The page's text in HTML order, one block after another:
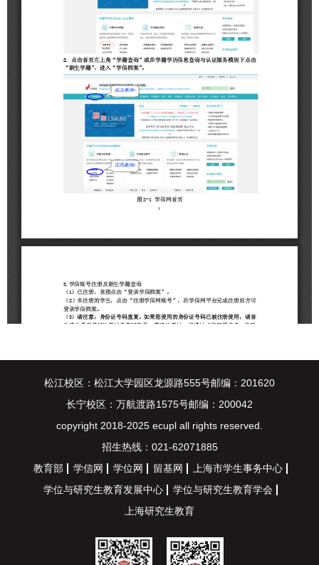
松江校区：松江大学园区龙源路555号邮编：201620
长宁校区：万航渡路1575号邮编：200042
copyright 2018-2025 ecupl all rights reserved.
招生热线：021-62071885
教育部
学信网 学位网 留基网
上海市学生事务中心
学位与研究生教育发展中心
学位与研究生教育学会
上海研究生教育